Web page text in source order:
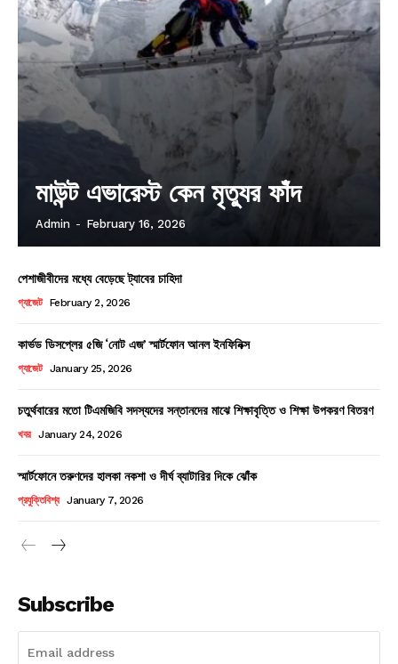
Company
মাউন্ট এভারেস্ট কেন মৃত্যুর ফাঁদ
Admin - February 16, 2026
পেশাজীবীদের মধ্যে বেড়েছে ট্যাবের চাহিদা
গ্যাজেট February 2, 2026
কার্ভড ডিসপ্লের ৫জি ‘নোট এজ’ স্মার্টফোন আনল ইনফিনিক্স
গ্যাজেট January 25, 2026
চতুর্থবারের মতো টিএমজিবি সদস্যদের সন্তানদের মাঝে শিক্ষাবৃত্তি ও শিক্ষা উপকরণ বিতরণ
খবর January 24, 2026
স্মার্টফোনে তরুণদের হালকা নকশা ও দীর্ঘ ব্যাটারির দিকে ঝোঁক
প্রযুক্তিবিশ্ব January 7, 2026
Subscribe